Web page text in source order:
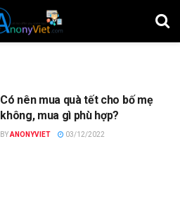
Có nên mua quà tết cho bố mẹ
không, mua gì phù hợp?
BYANONYVIET 03/12/2022